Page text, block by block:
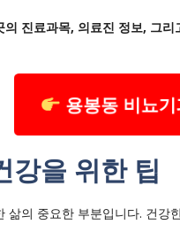
의 진료과목, 의료진 정보, 그
용봉동 비뇨기
강을 위한 팁
삶의 중요한 부분입니다. 건